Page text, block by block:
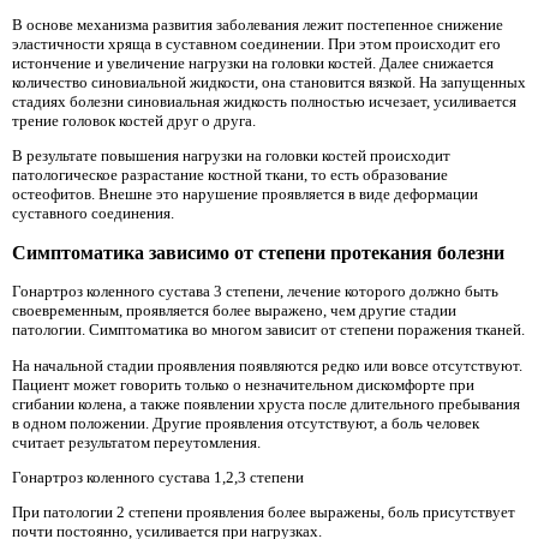
В основе механизма развития заболевания лежит постепенное снижение
эластичности хряща в суставном соединении. При этом происходит его
истончение и увеличение нагрузки на головки костей. Далее снижается
количество синовиальной жидкости, она становится вязкой. На запущенных
стадиях болезни синовиальная жидкость полностью исчезает, усиливается
трение головок костей друг о друга.
В результате повышения нагрузки на головки костей происходит
патологическое разрастание костной ткани, то есть образование
остеофитов. Внешне это нарушение проявляется в виде деформации
суставного соединения.
Симптоматика зависимо от степени протекания болезни
Гонартроз коленного сустава 3 степени, лечение которого должно быть
своевременным, проявляется более выражено, чем другие стадии
патологии. Симптоматика во многом зависит от степени поражения тканей.
На начальной стадии проявления появляются редко или вовсе отсутствуют.
Пациент может говорить только о незначительном дискомфорте при
сгибании колена, а также появлении хруста после длительного пребывания
в одном положении. Другие проявления отсутствуют, а боль человек
считает результатом переутомления.
Гонартроз коленного сустава 1,2,3 степени
При патологии 2 степени проявления более выражены, боль присутствует
почти постоянно, усиливается при нагрузках.